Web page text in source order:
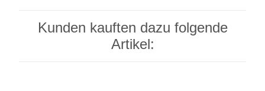
Kunden kauften dazu folgende
Artikel: